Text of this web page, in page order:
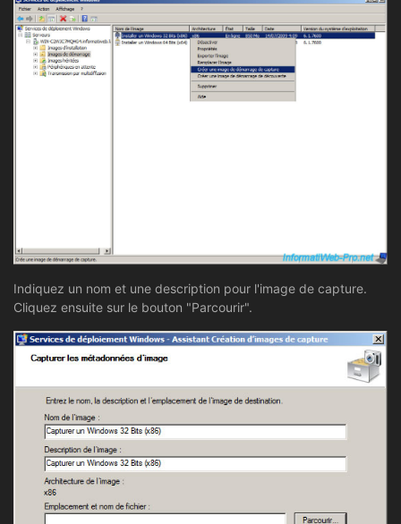
Indiquez un nom et une description pour l'image de capture.
Cliquez ensuite sur le bouton "Parcourir".